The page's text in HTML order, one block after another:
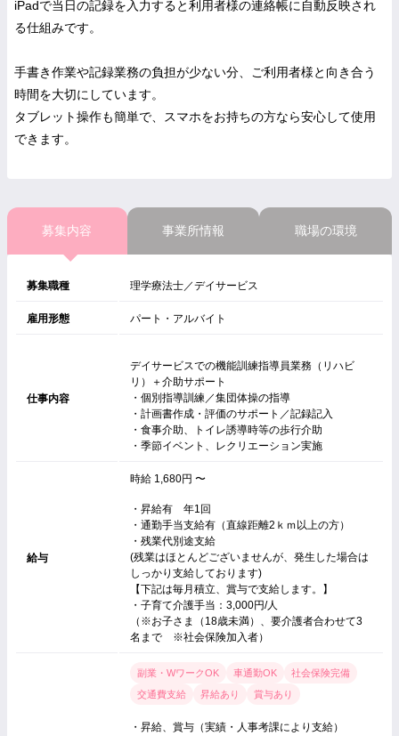
iPadで当日の記録を入力すると利用者様の連絡帳に自動反映され
る仕組みです。
手書き作業や記録業務の負担が少ない分、ご利用者様と向き合う
時間を大切にしています。
タブレット操作も簡単で、スマホをお持ちの方なら安心して使用
できます。
募集内容 事業所情報 職場の環境
募集職種 理学療法士／デイサービス
雇用形態 パート・アルバイト
仕事内容
デイサービスでの機能訓練指導員業務（リハビ
リ）＋介助サポート
・個別指導訓練／集団体操の指導
・計画書作成・評価のサポート／記録記入
・食事介助、トイレ誘導時等の歩行介助
・季節イベント、レクリエーション実施
給与
時給 1,680円 〜
・昇給有 年1回
・通勤手当支給有（直線距離2ｋｍ以上の方）
・残業代別途支給
(残業はほとんどございませんが、発生した場合は
しっかり支給しております)
【下記は毎月積立、賞与で支給します。】
・子育て介護手当：3,000円/人
（※お子さま（18歳未満）、要介護者合わせて3
名まで ※社会保険加入者）
副業・WワークOK 車通勤OK
社会保険完備
交通費支給
昇給あり 賞与あり
・昇給、賞与（実績・人事考課により支給）